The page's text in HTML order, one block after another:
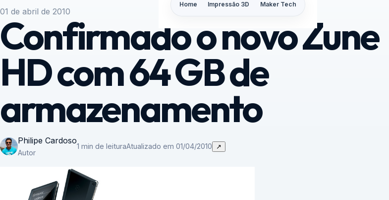
Home Impressão 3D Maker Tech
01 de abril de 2010
Confirmado o novo Zune
HD com 64 GB de
armazenamento
Philipe Cardoso
Autor
1 min de leituraAtualizado em 01/04/2010 ↗